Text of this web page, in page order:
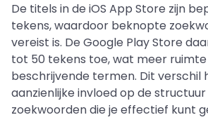
De titels in de iOS App Store zijn
tekens, waardoor beknopte
vereist is. De Google Play Store
tot 50 tekens toe, wat meer
beschrijvende termen. Dit verschil
aanzienlijke invloed op de
zoekwoorden die je effectief kunt